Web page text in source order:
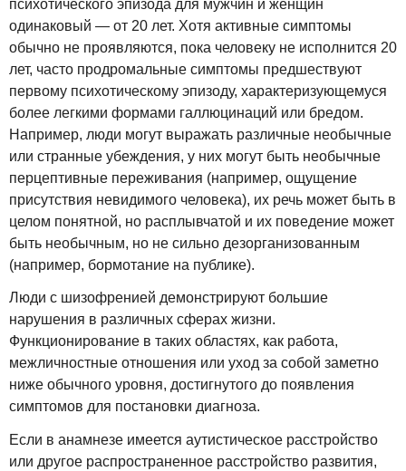
психотического эпизода для мужчин и женщин
одинаковый — от 20 лет. Хотя активные симптомы
обычно не проявляются, пока человеку не исполнится 20
лет, часто продромальные симптомы предшествуют
первому психотическому эпизоду, характеризующемуся
более легкими формами галлюцинаций или бредом.
Например, люди могут выражать различные необычные
или странные убеждения, у них могут быть необычные
перцептивные переживания (например, ощущение
присутствия невидимого человека), их речь может быть в
целом понятной, но расплывчатой и их поведение может
быть необычным, но не сильно дезорганизованным
(например, бормотание на публике).
Люди с шизофренией демонстрируют большие
нарушения в различных сферах жизни.
Функционирование в таких областях, как работа,
межличностные отношения или уход за собой заметно
ниже обычного уровня, достигнутого до появления
симптомов для постановки диагноза.
Если в анамнезе имеется аутистическое расстройство
или другое распространенное расстройство развития,